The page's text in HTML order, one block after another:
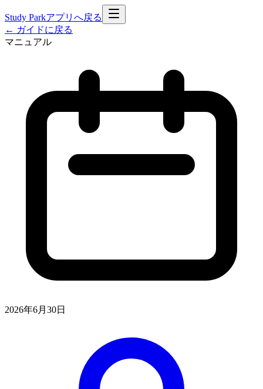
Study Parkアプリへ戻る
← ガイドに戻る
マニュアル
2026年6月30日